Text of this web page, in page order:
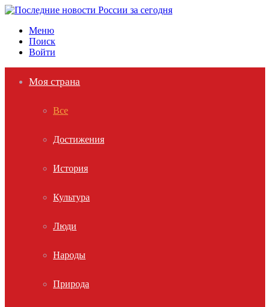
Меню
Поиск
Войти
Моя страна
Все
Достижения
История
Культура
Люди
Народы
Природа